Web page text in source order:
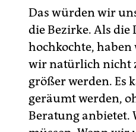
Das würden wir
die Bezirke. Als
hochkochte,
wir natürlich nicht
größer werden. Es
geräumt werden,
Beratung anbietet.